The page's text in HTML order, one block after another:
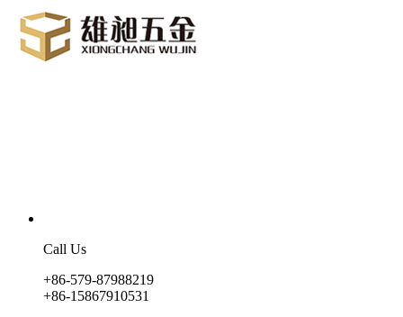
Call Us
+86-579-87988219
+86-15867910531